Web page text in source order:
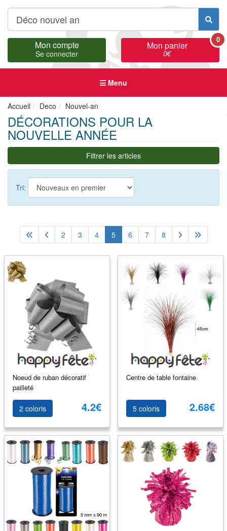
Mon compte
Se connecter
Mon panier
0€
0
Menu
Accueil Deco Nouvel-an
DÉCORATIONS POUR LA
NOUVELLE ANNÉE
Filtrer les articles
Tri:
2 3 4 5 6 7 8
Noeud de ruban décoratif
pailleté
2 coloris 4.2€
Centre de table fontaine
5 coloris 2.68€